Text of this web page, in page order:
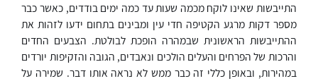
התייבשות שאינו לוקח מכמה שעות עד כמה ימים בודדים, כאשר כבר
מספר דקות מרגע הקטיפה חדי עין ומבינים בתחום ידעו לזהות את
ההתייבשות הראשונית שבמהרה הופכת לבולטת. הצבעים החדים
והרכות של הפרחים והעלים הולכים ונאבדים, הגובה והזקיפות יורדים
במהירות, ובאופן כללי זה כבר ממש לא נראה אותו דבר. שמירה על